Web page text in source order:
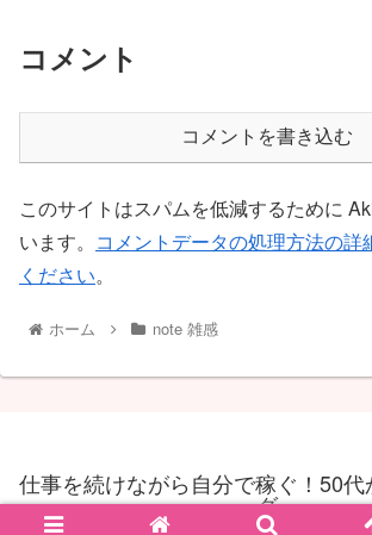
コメント
コメントを書き込む
このサイトはスパムを低減するために
います。 コメントデータの処理方法の詳
ください。
ホーム note 雑感
仕事を続けながら自分で稼ぐ！50代
グ